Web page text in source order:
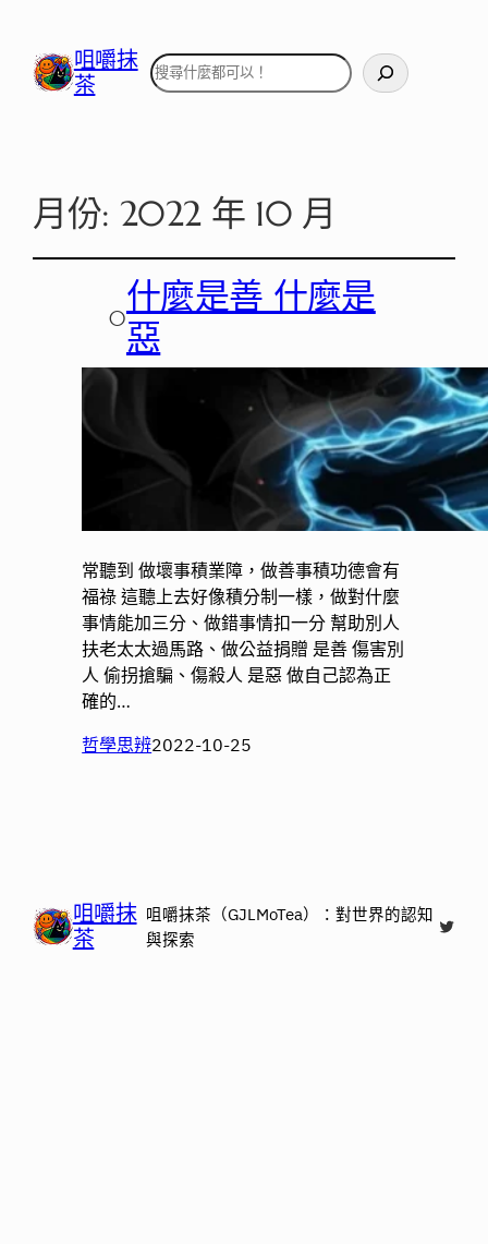
咀嚼抹
茶
搜
尋
月份: 2022 年 10 月
○什麼是善 什麼是
惡
常聽到 做壞事積業障，做善事積功德會有
福祿 這聽上去好像積分制一樣，做對什麼
事情能加三分、做錯事情扣一分 幫助別人
扶老太太過馬路、做公益捐贈 是善 傷害別
人 偷拐搶騙、傷殺人 是惡 做自己認為正
確的…
哲學思辨2022-10-25
咀嚼抹
茶
咀嚼抹茶（GJLMoTea）：對世界的認知
與探索
X